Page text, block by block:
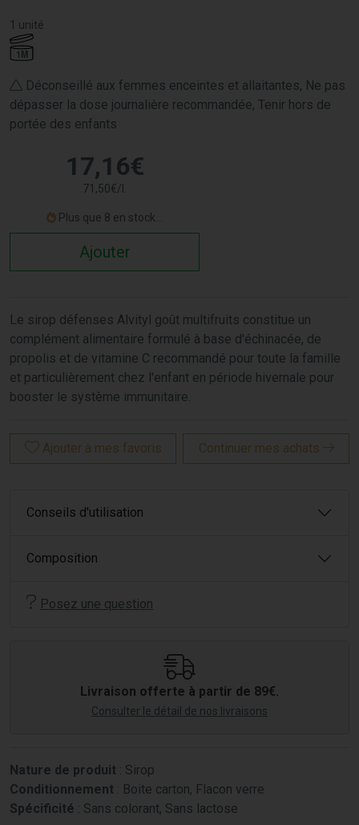
1 unité
1M
Déconseillé aux femmes enceintes et allaitantes, Ne pas
dépasser la dose journalière recommandée, Tenir hors de
portée des enfants
17,16€
71 ,50€/l.
Plus que 8 en stock...
Ajouter
Le sirop défenses Alvityl goût multifruits constitue un
complément alimentaire formulé à base d'échinacée, de
propolis et de vitamine C recommandé pour toute la famille
et particulièrement chez l'enfant en période hivernale pour
booster le système immunitaire.
Ajouter à mes favoris Continuer mes achats
Conseils d'utilisation
Composition
Posez une question
Livraison offerte à partir de 89€.
Consulter le détail de nos livraisons
Nature de produit : Sirop
Conditionnement : Boite carton, Flacon verre
Spécificité : Sans colorant, Sans lactose